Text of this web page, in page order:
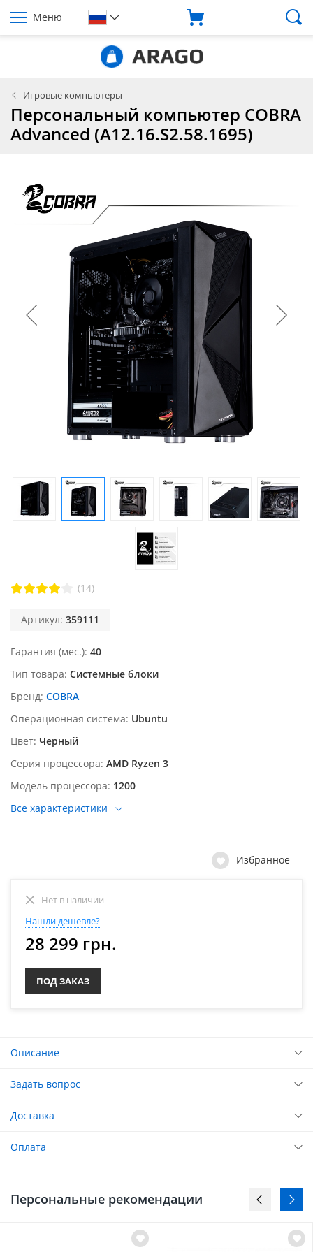
Меню
Игровые компьютеры
Персональный компьютер COBRA
Advanced (A12.16.S2.58.1695)
(14)
Артикул: 359111
Гарантия (мес.) 40
Тип товара Системные блоки
Бренд COBRA
Операционная система Ubuntu
Цвет Черный
Серия процессора AMD Ryzen 3
Модель процессора 1200
Все характеристики
Избранное
Нет в наличии
Нашли дешевле?
28 299 грн.
ПОД ЗАКАЗ
Описание
Задать вопрос
Доставка
Оплата
Персональные рекомендации